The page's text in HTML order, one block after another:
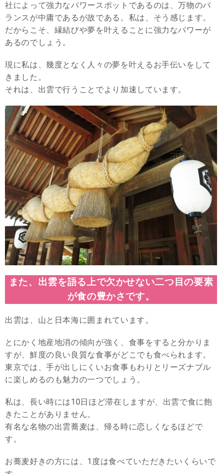
社によって強力なパワースポットであるのは、万物のバ
ランスが中庸であるが故である。私は、そう感じます。
だからこそ、縁結びや夢を叶えることに強力なパワーが
あるのでしょう。
現に私は、幾度となく人々の夢を叶えるお手伝いをして
きました。
それは、出雲で行うことでより加速しています。
また、出雲を語る上で欠かせない二つ目の要素
が食の豊かさです。
出雲は、山と日本海に囲まれています。
とにかく地産地消の傾向が強く、食事をすると分かりま
すが、鮮度の良い良質な食事がどこでも食べられます。
東京では、手が出しにくいお食事もわりとリーズナブル
に楽しめるのも魅力の一つでしょう。
私は、長い時には10日ほど滞在しますが、出雲で食に飽
きたことがありません。
有名な名物の出雲蕎麦は、帰る時に恋しくなるほどで
す。
お蕎麦好きの方には、1度は食べていただきたいくらいで